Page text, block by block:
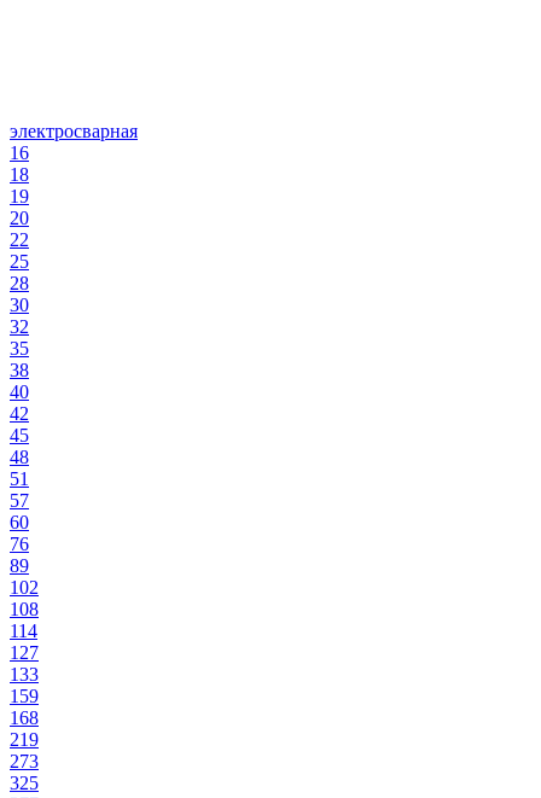
электросварная
16
18
19
20
22
25
28
30
32
35
38
40
42
45
48
51
57
60
76
89
102
108
114
127
133
159
168
219
273
325